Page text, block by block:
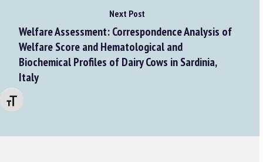
Changer la taille de la police
Next Post
Welfare Assessment: Correspondence Analysis of
Welfare Score and Hematological and
Biochemical Profiles of Dairy Cows in Sardinia,
Italy